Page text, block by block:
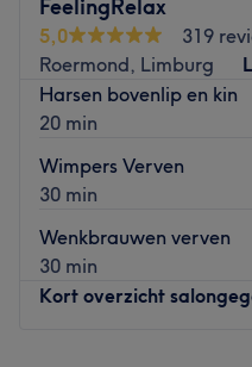
FeelingRelax
5,0
319
Roermond, Limburg
Harsen bovenlip en kin
20 min
Wimpers Verven
30 min
Wenkbrauwen verven
30 min
Kort overzicht